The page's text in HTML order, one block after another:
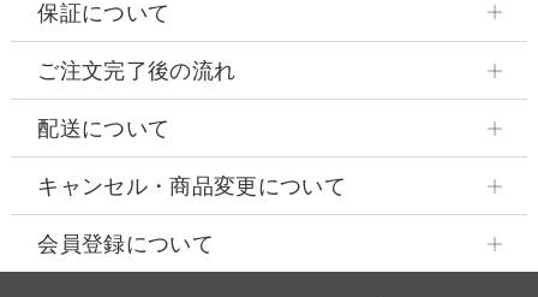
保証について
ご注文完了後の流れ
配送について
キャンセル・商品変更について
会員登録について